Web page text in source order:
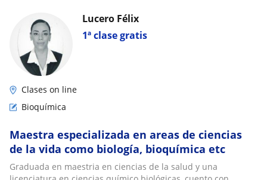
1ª clase gratis
Lucero Félix
Clases on line
Bioquímica
Maestra especializada en areas de ciencias
de la vida como biología, bioquímica etc
Graduada en maestria en ciencias de la salud y una